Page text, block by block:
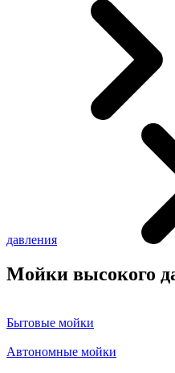
давления
Мойки высокого
Бытовые мойки
Автономные мойки